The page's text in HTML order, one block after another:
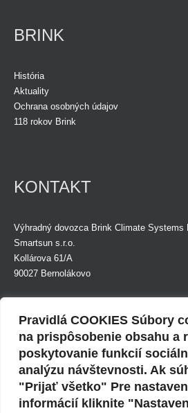
Pravidlá COOKIES Súbory
na prispôsobenie obsahu a
poskytovanie funkcií
analýzu návštevnosti. Ak
"Prijať všetko" Pre
informácií kliknite
BRINK
História
Aktuality
Ochrana osobných údajov
118 rokov Brink
KONTAKT
Výhradný dovozca Brink Climate Systems
Smartsun s.r.o.
Kollárova 61/A
90027 Bernolákovo
Mob.: +421 (0)948 891 999
E-mail:info@smartsunsro.sk
Fakturačná adresa:
Budovateľská 29
82108 Bratislava
IČO:
DIČ:
IČ
Použitie
Webové stránky môžu vo vašom prehliadači